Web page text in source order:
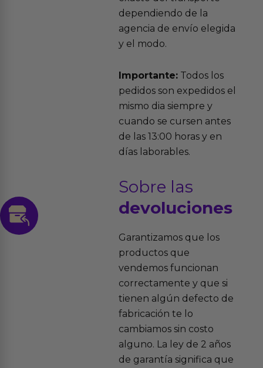
dependiendo de la
agencia de envío elegida
y el modo.
Importante:Todos los
pedidos son expedidos el
mismo dia siempre y
cuando se cursen antes
de las 13:00 horas y en
días laborables.
Sobre las
devoluciones
Garantizamos que los
productos que
vendemos funcionan
correctamente y que si
tienen algún defecto de
fabricación te lo
cambiamos sin costo
alguno. La ley de 2 años
de garantía significa que